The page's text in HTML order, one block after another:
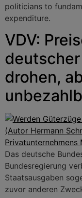
politicians to
expenditure.
VDV:
drohen,
Das deutsche
Bundesregierung
Staatsausgaben
zuvor anderen